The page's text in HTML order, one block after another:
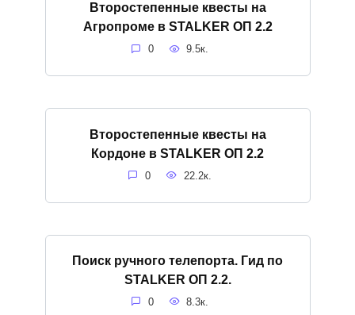
Второстепенные квесты на
Агропроме в STALKER ОП 2.2
0 9.5к.
Второстепенные квесты на
Кордоне в STALKER ОП 2.2
0 22.2к.
Поиск ручного телепорта. Гид по
STALKER ОП 2.2.
0 8.3к.